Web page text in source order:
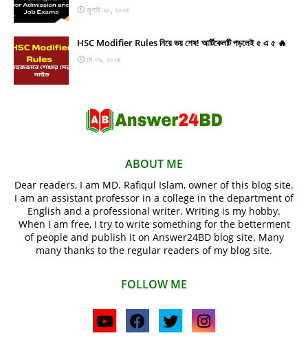
জুলাই ২৮, ২০২৫
HSC Modifier Rules নিয়ে ভয় শেষ! আর্টিকেলটি পড়লেই ৫ এ ৫ 🔥
মে ০৯, ২০২৬
ABOUT ME
Dear readers, I am MD. Rafiqul Islam, owner of this blog site.
I am an assistant professor in a college in the department of
English and a professional writer. Writing is my hobby.
When I am free, I try to write something for the betterment
of people and publish it on Answer24BD blog site. Many
many thanks to the regular readers of my blog site.
FOLLOW ME